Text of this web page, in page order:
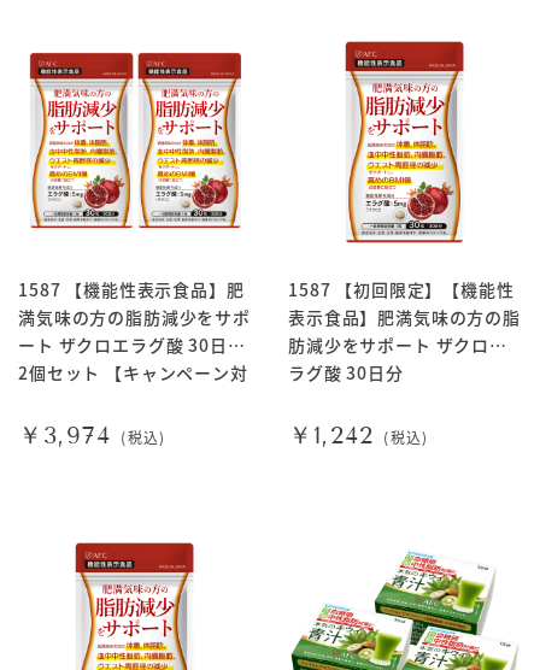
1587 【機能性表示食品】肥
満気味の方の脂肪減少をサポ
ート ザクロエラグ酸 30日分
2個セット 【キャンペーン対
￥3,974 (税込)
1587 【初回限定】【機能性
表示食品】肥満気味の方の脂
肪減少をサポート ザクロエ
ラグ酸 30日分
￥1,242 (税込)